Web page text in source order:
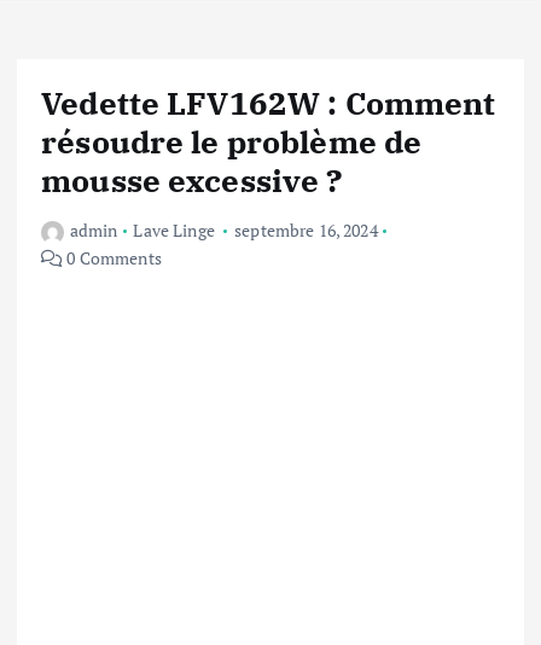
Vedette LFV162W : Comment
résoudre le problème de
mousse excessive ?
admin Lave Linge
septembre 16, 2024
0 Comments